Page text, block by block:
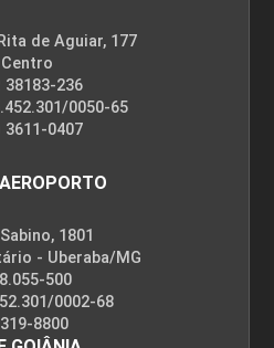
de Aguiar, 177
Centro
38183-236
0050-65
3611-0407
1801
- Uberaba/MG
500
0002-68
8800